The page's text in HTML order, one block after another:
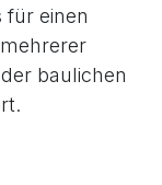
einen
baulichen